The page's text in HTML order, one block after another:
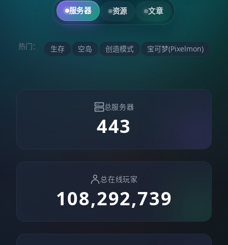
服务器 资源 文章
热门： 生存 空岛 创造模式 宝可梦(Pixelmon)
总服务器
443
总在线玩家
108,292,739